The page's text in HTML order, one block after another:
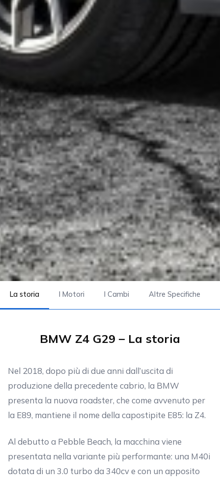
La storia I Motori I Cambi Altre Specifiche
BMW Z4 G29 – La storia
Nel 2018, dopo più di due anni dall’uscita di
produzione della precedente cabrio, la BMW
presenta la nuova roadster, che come avvenuto per
la E89, mantiene il nome della capostipite E85: la Z4.
Al debutto a Pebble Beach, la macchina viene
presentata nella variante più performante: una M40i
dotata di un 3.0 turbo da 340cv e con un apposito